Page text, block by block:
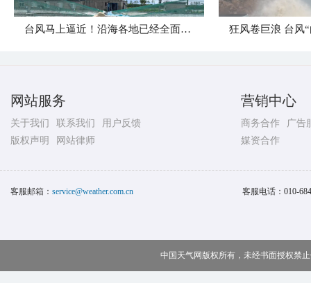
台风马上逼近！沿海各地已经全面进入备战状态
网站服务
关于我们 联系我们
用户反馈
版权声明
网站律师
营销中心
商务合作
广告
媒资合作
客服邮箱： service@weather.com.cn 客服电话： 010-
中国天气网版权所有，未经书面授权